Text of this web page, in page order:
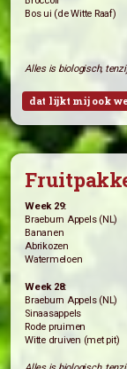
Week 29:
Paksoi (’t
Regenboog
Tuinbonen
Sla (de Witte Raaf)
Rode Bieten (de
Week 28:
Tuinbonen (’t
Little Gem (’t
Courgette (’t
Broccoli
Bos ui (de Witte